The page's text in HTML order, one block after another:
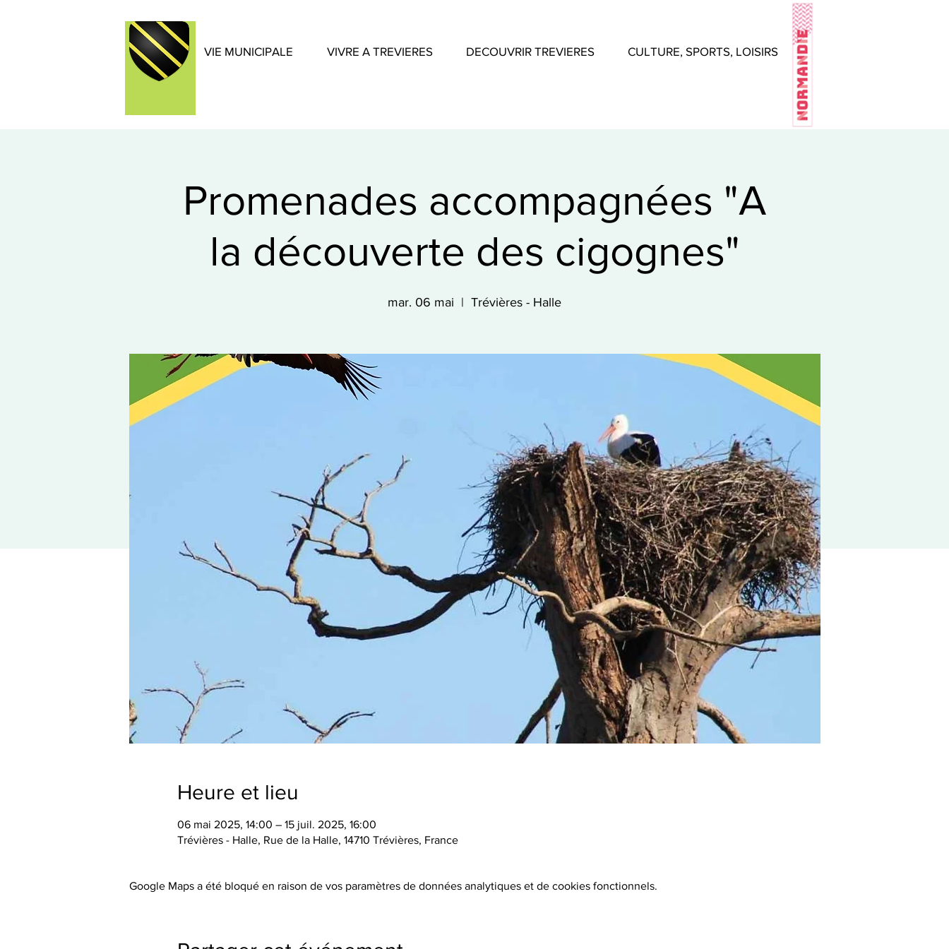
VIE MUNICIPALE VIVRE A TREVIERES DECOUVRIR TREVIERES CULTURE, SPORTS, LOISIRS
Promenades accompagnées "A
la découverte des cigognes"
mar. 06 mai
  |
Trévières - Halle
Heure et lieu
06 mai 2025, 14:00 – 15 juil. 2025, 16:00
Trévières - Halle, Rue de la Halle, 14710 Trévières, France
Google Maps a été bloqué en raison de vos paramètres de données analytiques et de cookies fonctionnels.